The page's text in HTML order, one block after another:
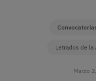
Letrados de
Marzo